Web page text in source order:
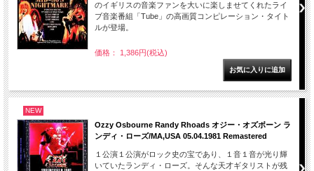
のイギリスの音楽ファンを大いに楽しませてくれたライ
ブ音楽番組「Tube」の高画質コンピレーション・タイト
ルが登場。
価格： 1,386円(税込)
NEW
Ozzy Osbourne Randy Rhoads オジー・オズボーン ラ
ンディ・ローズ/MA,USA 05.04.1981 Remastered
１公演１公演がロック史の宝であり、１音１音が光り輝
いていたランディ・ローズ。そんな天才ギタリストが残